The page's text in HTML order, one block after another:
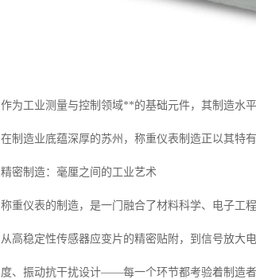
作为工业测量与控制领域**的基础元件，其制造水
在制造业底蕴深厚的苏州，称重仪表制造正以其特
精密制造：毫厘之间的工业艺术
称重仪表的制造，是一门融合了材料科学、电子工
从高稳定性传感器应变片的精密贴附，到信号放大
度、振动抗干扰设计——每一个环节都考验着制造者